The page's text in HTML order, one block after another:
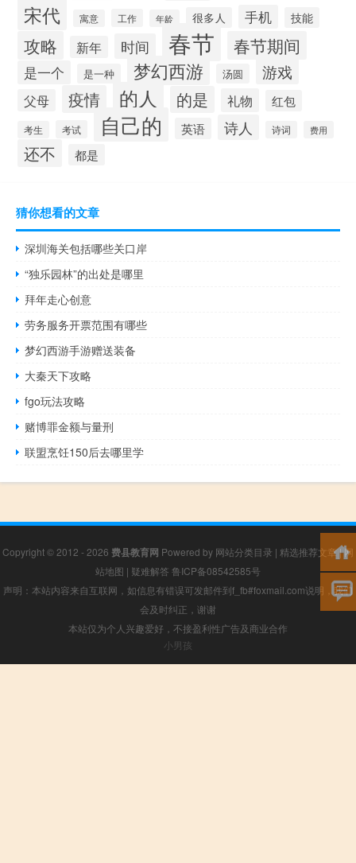
宋代 寓意 工作 年龄 很多人 手机 技能
攻略 新年 时间 春节 春节期间
是一个 是一种 梦幻西游 汤圆 游戏
父母 疫情 的人 的是 礼物 红包
考生 考试 自己的 英语 诗人 诗词 费用
还不 都是
猜你想看的文章
深圳海关包括哪些关口岸
“独乐园林”的出处是哪里
拜年走心创意
劳务服务开票范围有哪些
梦幻西游手游赠送装备
大秦天下攻略
fgo玩法攻略
赌博罪金额与量刑
联盟烹饪150后去哪里学
Copyright © 2012 - 2026 费县教育网 Powered by 网站分类目录 | 精选推荐文章|网
站地图 | 疑难解答 鲁ICP备08542585号
声明：本站内容来自互联网，如信息有错误可发邮件到f_fb#foxmail.com说明，我们
会及时纠正，谢谢
本站仅为个人兴趣爱好，不接盈利性广告及商业合作
小男孩